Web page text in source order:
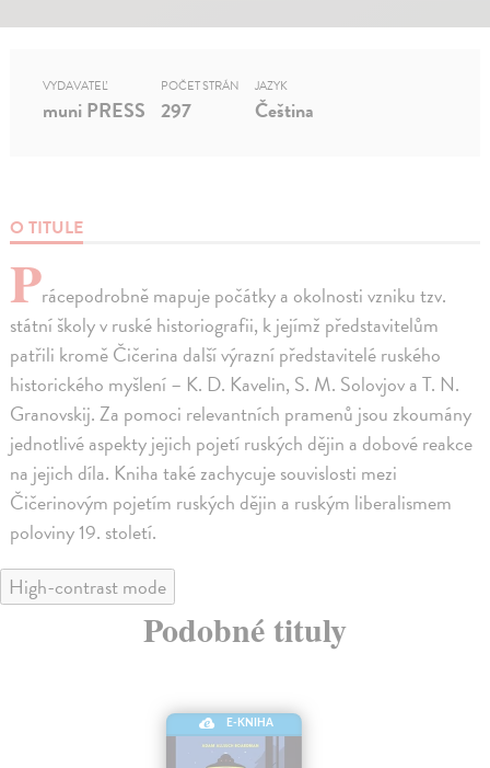
O TITULE
Prácepodrobně mapuje počátky a okolnosti vzniku tzv.
státní školy v ruské historiografii, k jejímž představitelům
patřili kromě Čičerina další výrazní představitelé ruského
historického myšlení – K. D. Kavelin, S. M. Solovjov a T. N.
Granovskij. Za pomoci relevantních pramenů jsou zkoumány
jednotlivé aspekty jejich pojetí ruských dějin a dobové reakce
na jejich díla. Kniha také zachycuje souvislosti mezi
Čičerinovým pojetím ruských dějin a ruským liberalismem
poloviny 19. století.
VYDAVATEĽ
muni PRESS
POČET STRÁN
297
JAZYK
Čeština
High-contrast mode
Podobné tituly
E-KNIHA